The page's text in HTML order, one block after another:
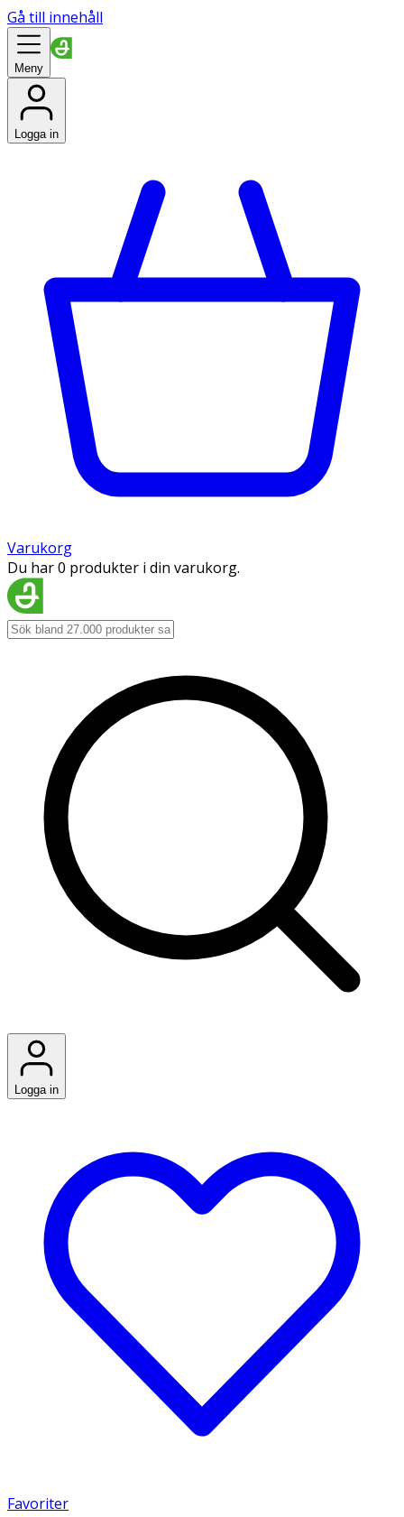
Gå till innehåll
Meny
Logga in
Varukorg
Du har 0 produkter i din varukorg.
Logga in
Favoriter